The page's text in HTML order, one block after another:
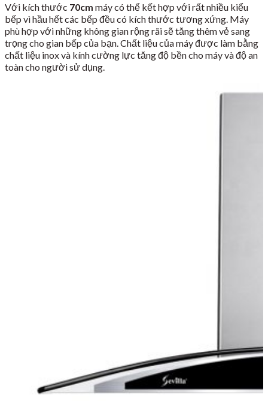
Với kích thước 70cm máy có thể kết hợp với rất nhiều kiểu
bếp vì hầu hết các bếp đều có kích thước tương xứng. Máy
phù hợp với những không gian rộng rãi sẽ tăng thêm vẻ sang
trọng cho gian bếp của bạn. Chất liệu của máy được làm bằng
chất liệu inox và kính cường lực tăng độ bền cho máy và độ an
toàn cho người sử dụng.